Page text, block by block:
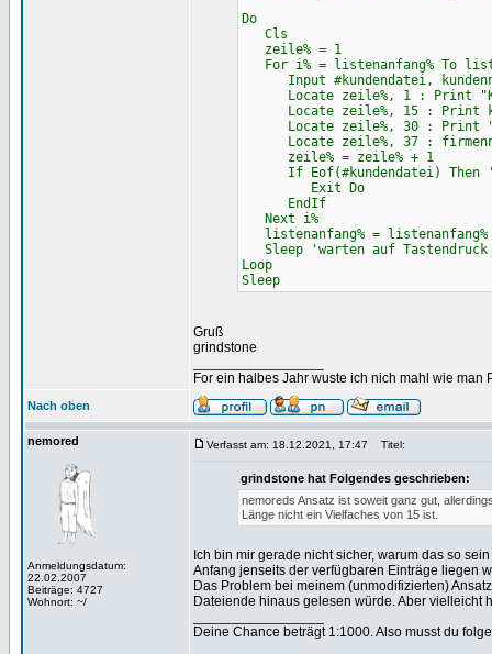
Do
Cls
zeile% = 1
For i% = listenanfang% To
Input #kundendatei,
Locate zeile%, 1 : Print
Locate zeile%, 15 : Print
Locate zeile%, 30 : Print
Locate zeile%, 37 :
zeile% = zeile% + 1
If Eof(#kundendatei) Then
Exit Do
EndIf
Next i%
listenanfang% =
Sleep 'warten auf Tastendruck
Loop
Sleep
Gruß
grindstone
For ein halbes Jahr wuste ich nich mahl wie man
Nach oben
nemored
Anmeldungsdatum:
22.02.2007
Beiträge: 4727
Wohnort: ~/
Verfasst am: 18.12.2021, 17:47 Titel:
grindstone hat Folgendes geschrieben:
nemoreds Ansatz ist soweit ganz gut,
Länge nicht ein Vielfaches von 15 ist.
Ich bin mir gerade nicht sicher, warum das so
Anfang jenseits der verfügbaren Einträge liegen
Das Problem bei meinem (unmodifizierten)
Dateiende hinaus gelesen würde. Aber vielleicht
Deine Chance beträgt 1:1000. Also musst du